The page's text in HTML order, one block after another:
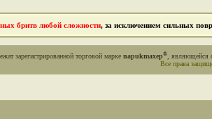
бритв любой сложности, за исключением сильных
зарегистрированной торговой марке napukmaxep® , являющейся
Все права